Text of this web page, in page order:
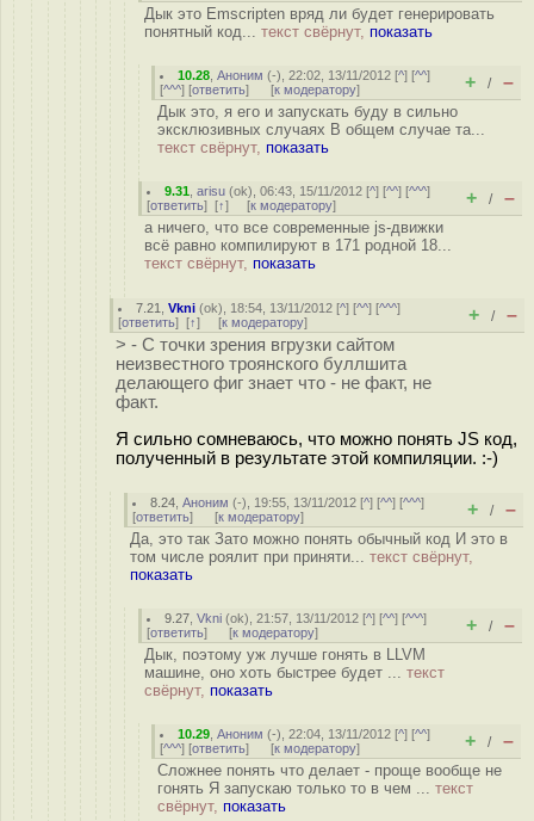
Дык это Emscripten вряд ли будет генерировать
понятный код... текст свёрнут, показать
10.28 ,Аноним (-), 22:02, 13/11/2012 [^] [^^]
[^^^] [ответить] [к модератору] + / –
Дык это, я его и запускать буду в сильно
эксклюзивных случаях В общем случае та...
текст свёрнут, показать
9.31 ,arisu (ok), 06:43, 15/11/2012 [^] [^^] [^^^]
[ответить] [↑] [к модератору] + / –
а ничего, что все современные js-движки
всё равно компилируют в 171 родной 18...
текст свёрнут, показать
7.21 ,Vkni (ok), 18:54, 13/11/2012 [^] [^^] [^^^]
[ответить] [↑] [к модератору] + / –
> - С точки зрения вгрузки сайтом
неизвестного троянского буллшита
делающего фиг знает что - не факт, не
факт.
Я сильно сомневаюсь, что можно понять JS код,
полученный в результате этой компиляции. :-)
8.24 ,Аноним (-), 19:55, 13/11/2012 [^] [^^] [^^^]
[ответить] [к модератору] + / –
Да, это так Зато можно понять обычный код И это в
том числе роялит при приняти... текст свёрнут,
показать
9.27 ,Vkni (ok), 21:57, 13/11/2012 [^] [^^] [^^^]
[ответить] [к модератору] + / –
Дык, поэтому уж лучше гонять в LLVM
машине, оно хоть быстрее будет ... текст
свёрнут, показать
10.29 ,Аноним (-), 22:04, 13/11/2012 [^] [^^]
[^^^] [ответить] [к модератору] + / –
Сложнее понять что делает - проще вообще не
гонять Я запускаю только то в чем ... текст
свёрнут, показать